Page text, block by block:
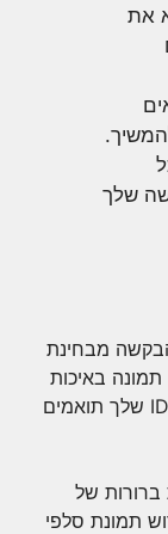
את
שלך
מבחינת
באיכות
ID שלך
תואמים
ברורות של
תמונת סלפי